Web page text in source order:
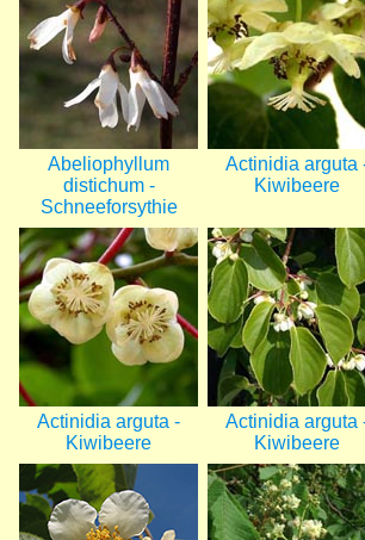
Abeliophyllum
distichum -
Schneeforsythie
Actinidia arguta
Kiwibeere
Bild
Actinidia arguta -
Kiwibeere
Bild
Actinidia arguta
Kiwibeere
Bild
Bild